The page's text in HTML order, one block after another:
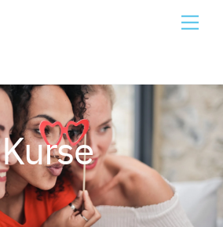
Kurse